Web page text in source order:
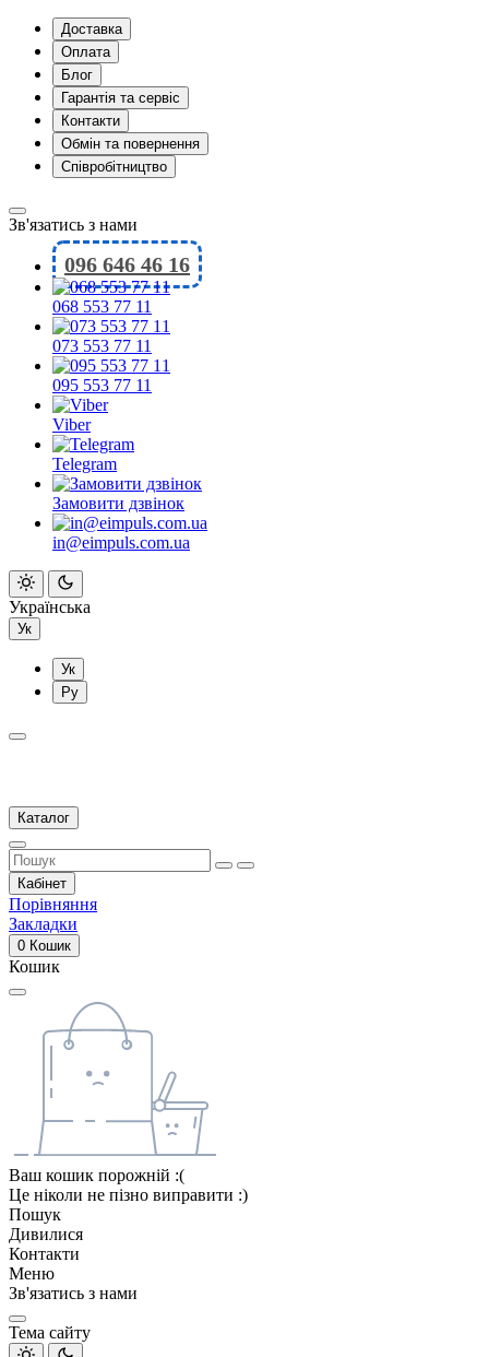
Доставка
Оплата
Блог
Гарантія та сервіс
Контакти
Обмін та повернення
Співробітництво
Зв'язатись з нами
096 646 46 16
068 553 77 11
073 553 77 11
095 553 77 11
Viber
Telegram
Замовити дзвінок
in@eimpuls.com.ua
Українська
Ук
Ук
Ру
Каталог
Кабінет
Порівняння
Закладки
0 Кошик
Кошик
Ваш кошик порожній :(
Це ніколи не пізно виправити :)
Пошук
Дивилися
Контакти
Меню
Зв'язатись з нами
Тема сайту